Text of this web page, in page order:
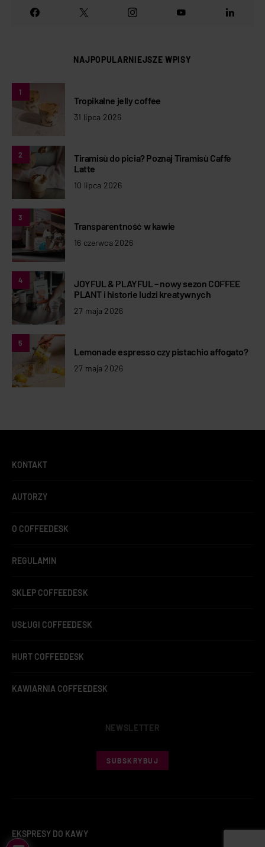
NAJPOPULARNIEJSZE WPISY
1
Tropikalne jelly coffee
31 lipca 2026
2
Tiramisù do picia? Poznaj Tiramisù Caffè
Latte
10 lipca 2026
3
Transparentność w kawie
16 czerwca 2026
4
JOYFUL & PLAYFUL – nowy sezon COFFEE
PLANT i historie ludzi kreatywnych
27 maja 2026
5
Lemonade espresso czy pistachio affogato?
27 maja 2026
KONTAKT
AUTORZY
O COFFEEDESK
REGULAMIN
SKLEP COFFEEDESK
USŁUGI COFFEEDESK
HURT COFFEEDESK
KAWIARNIA COFFEEDESK
NEWSLETTER
SUBSKRYBUJ
EKSPRESY DO KAWY